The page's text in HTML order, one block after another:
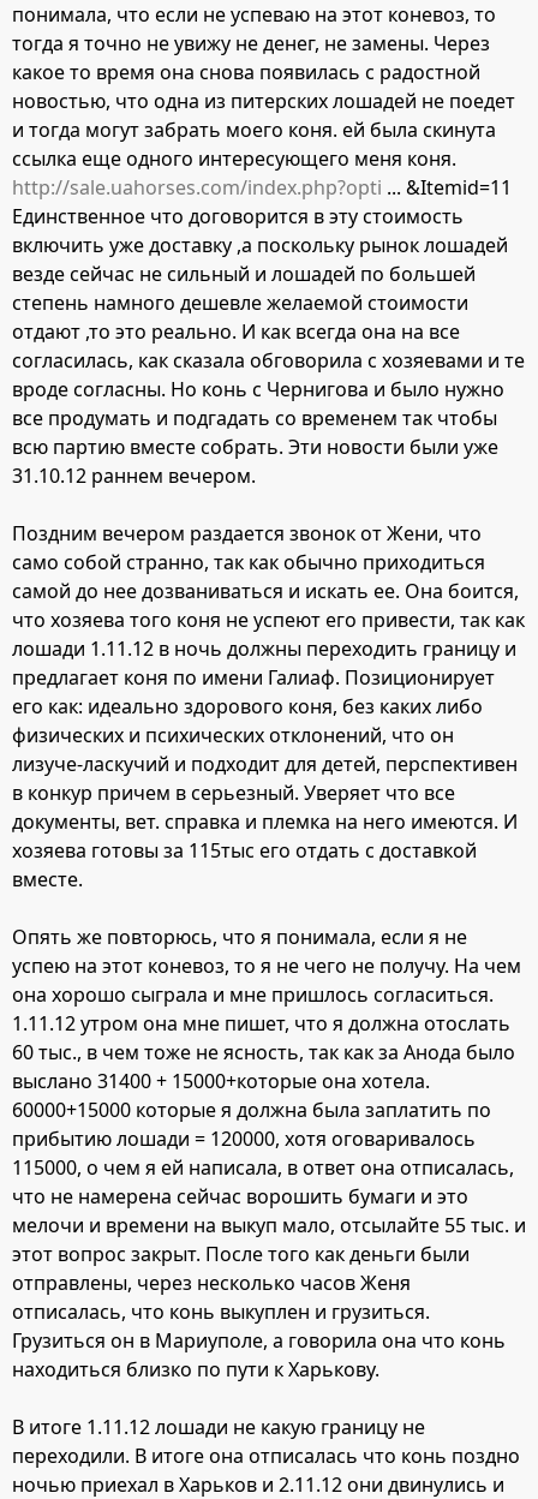
понимала, что если не успеваю на этот коневоз, то
тогда я точно не увижу не денег, не замены. Через
какое то время она снова появилась с радостной
новостью, что одна из питерских лошадей не поедет
и тогда могут забрать моего коня. ей была скинута
ссылка еще одного интересующего меня коня.
http://sale.uahorses.com/index.php?opti ... &Itemid=11
Единственное что договорится в эту стоимость
включить уже доставку ,а поскольку рынок лошадей
везде сейчас не сильный и лошадей по большей
степень намного дешевле желаемой стоимости
отдают ,то это реально. И как всегда она на все
согласилась, как сказала обговорила с хозяевами и те
вроде согласны. Но конь с Чернигова и было нужно
все продумать и подгадать со временем так чтобы
всю партию вместе собрать. Эти новости были уже
31.10.12 раннем вечером.
Поздним вечером раздается звонок от Жени, что
само собой странно, так как обычно приходиться
самой до нее дозваниваться и искать ее. Она боится,
что хозяева того коня не успеют его привести, так как
лошади 1.11.12 в ночь должны переходить границу и
предлагает коня по имени Галиаф. Позиционирует
его как: идеально здорового коня, без каких либо
физических и психических отклонений, что он
лизуче-ласкучий и подходит для детей, перспективен
в конкур причем в серьезный. Уверяет что все
документы, вет. справка и племка на него имеются. И
хозяева готовы за 115тыс его отдать с доставкой
вместе.
Опять же повторюсь, что я понимала, если я не
успею на этот коневоз, то я не чего не получу. На чем
она хорошо сыграла и мне пришлось согласиться.
1.11.12 утром она мне пишет, что я должна отослать
60 тыс., в чем тоже не ясность, так как за Анода было
выслано 31400 + 15000+которые она хотела.
60000+15000 которые я должна была заплатить по
прибытию лошади = 120000, хотя оговаривалось
115000, о чем я ей написала, в ответ она отписалась,
что не намерена сейчас ворошить бумаги и это
мелочи и времени на выкуп мало, отсылайте 55 тыс. и
этот вопрос закрыт. После того как деньги были
отправлены, через несколько часов Женя
отписалась, что конь выкуплен и грузиться.
Грузиться он в Мариуполе, а говорила она что конь
находиться близко по пути к Харькову.
В итоге 1.11.12 лошади не какую границу не
переходили. В итоге она отписалась что конь поздно
ночью приехал в Харьков и 2.11.12 они двинулись и